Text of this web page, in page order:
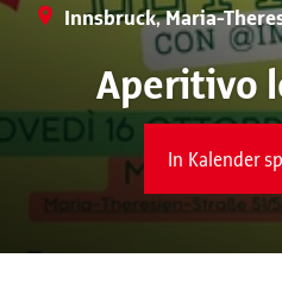
Innsbruck, Maria-
Aperitivo
In Kalender